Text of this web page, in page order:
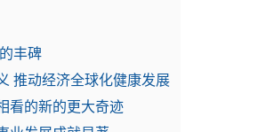
丰碑
推动经济全球化健康发展
看的新的更大奇迹